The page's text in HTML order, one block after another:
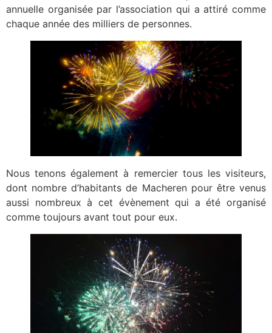
annuelle organisée par l’association qui a attiré comme
chaque année des milliers de personnes.
Nous tenons également à remercier tous les visiteurs,
dont nombre d’habitants de Macheren pour être venus
aussi nombreux à cet évènement qui a été organisé
comme toujours avant tout pour eux.